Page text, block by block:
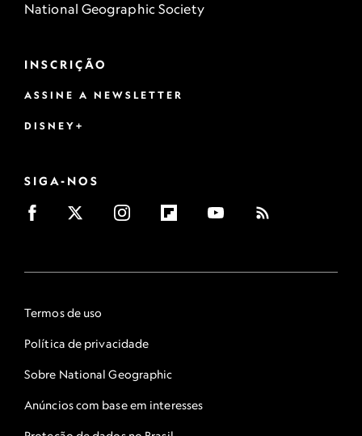
National Geographic Society
INSCRIÇÃO
ASSINE A NEWSLETTER
DISNEY+
SIGA-NOS
Termos de uso
Política de privacidade
Sobre National Geographic
Anúncios com base em interesses